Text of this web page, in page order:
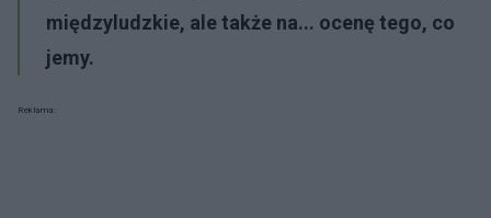
międzyludzkie, ale także na... ocenę tego, co
jemy.
Reklama: